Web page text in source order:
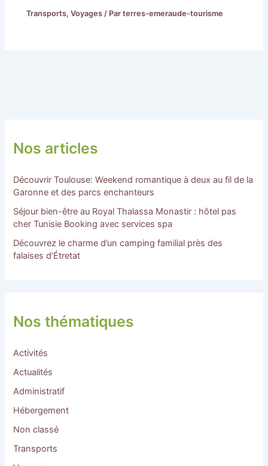
Transports,Voyages / Parterres-emeraude-tourisme
Nos articles
Découvrir Toulouse: Weekend romantique à deux au fil de la
Garonne et des parcs enchanteurs
Séjour bien-être au Royal Thalassa Monastir : hôtel pas
cher Tunisie Booking avec services spa
Découvrez le charme d’un camping familial près des
falaises d’Étretat
Nos thématiques
Activités
Actualités
Administratif
Hébergement
Non classé
Transports